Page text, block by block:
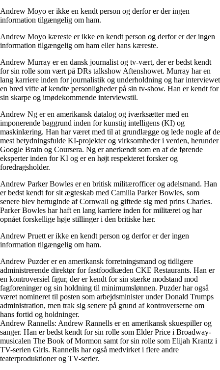
Andrew Moyo er ikke en kendt person og derfor er der ingen
information tilgængelig om ham.
Andrew Moyo kæreste er ikke en kendt person og derfor er der ingen
information tilgængelig om ham eller hans kæreste.
Andrew Murray er en dansk journalist og tv-vært, der er bedst kendt
for sin rolle som vært på DRs talkshow Aftenshowet. Murray har en
lang karriere inden for journalistik og underholdning og har interviewet
en bred vifte af kendte personligheder på sin tv-show. Han er kendt for
sin skarpe og imødekommende interviewstil.
Andrew Ng er en amerikansk datalog og iværksætter med en
imponerende baggrund inden for kunstig intelligens (KI) og
maskinlæring. Han har været med til at grundlægge og lede nogle af de
mest betydningsfulde KI-projekter og virksomheder i verden, herunder
Google Brain og Coursera. Ng er anerkendt som en af de førende
eksperter inden for KI og er en højt respekteret forsker og
foredragsholder.
Andrew Parker Bowles er en britisk militærofficer og adelsmand. Han
er bedst kendt for sit ægteskab med Camilla Parker Bowles, som
senere blev hertuginde af Cornwall og giftede sig med prins Charles.
Parker Bowles har haft en lang karriere inden for militæret og har
opnået forskellige høje stillinger i den britiske hær.
Andrew Pruett er ikke en kendt person og derfor er der ingen
information tilgængelig om ham.
Andrew Puzder er en amerikansk forretningsmand og tidligere
administrerende direktør for fastfoodkæden CKE Restaurants. Han er
en kontroversiel figur, der er kendt for sin stærke modstand mod
fagforeninger og sin holdning til minimumslønnen. Puzder har også
været nomineret til posten som arbejdsminister under Donald Trumps
administration, men trak sig senere på grund af kontroverserne om
hans fortid og holdninger.
Andrew Rannells: Andrew Rannells er en amerikansk skuespiller og
sanger. Han er bedst kendt for sin rolle som Elder Price i Broadway-
musicalen The Book of Mormon samt for sin rolle som Elijah Krantz i
TV-serien Girls. Rannells har også medvirket i flere andre
teaterproduktioner og TV-serier.